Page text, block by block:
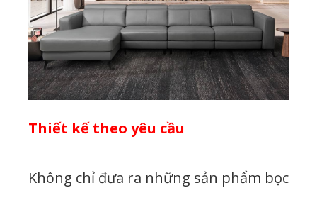
Thiết kế theo yêu cầu
Không chỉ đưa ra những sản phẩm bọc